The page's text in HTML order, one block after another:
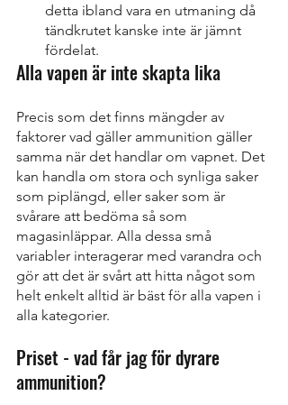
detta ibland vara en utmaning då
tändkrutet kanske inte är jämnt
fördelat.
Alla vapen är inte skapta lika
Precis som det finns mängder av
faktorer vad gäller ammunition gäller
samma när det handlar om vapnet. Det
kan handla om stora och synliga saker
som piplängd, eller saker som är
svårare att bedöma så som
magasinläppar. Alla dessa små
variabler interagerar med varandra och
gör att det är svårt att hitta något som
helt enkelt alltid är bäst för alla vapen i
alla kategorier.
Priset - vad får jag för dyrare
ammunition?